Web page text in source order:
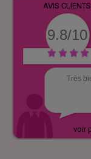
AVIS CLIENTS
9.8/10
Très
voir